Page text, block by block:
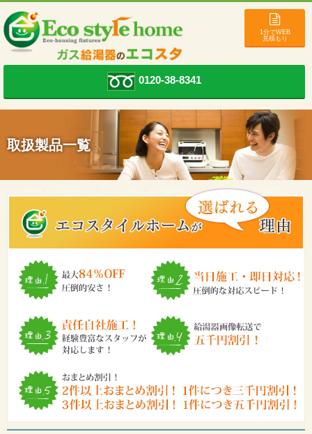
1分でWEB
見積もり
0120-38-8341
取扱製品一覧